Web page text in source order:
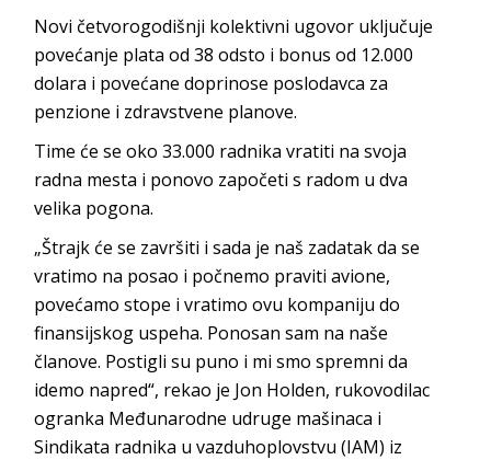
Novi četvorogodišnji kolektivni ugovor uključuje
povećanje plata od 38 odsto i bonus od 12.000
dolara i povećane doprinose poslodavca za
penzione i zdravstvene planove.
Time će se oko 33.000 radnika vratiti na svoja
radna mesta i ponovo započeti s radom u dva
velika pogona.
„Štrajk će se završiti i sada je naš zadatak da se
vratimo na posao i počnemo praviti avione,
povećamo stope i vratimo ovu kompaniju do
finansijskog uspeha. Ponosan sam na naše
članove. Postigli su puno i mi smo spremni da
idemo napred“, rekao je Jon Holden, rukovodilac
ogranka Međunarodne udruge mašinaca i
Sindikata radnika u vazduhoplovstvu (IAM) iz